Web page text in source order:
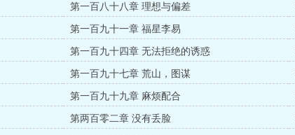
第一百八十八章 理想与偏差
第一百九十一章 福星李易
第一百九十四章 无法拒绝的诱惑
第一百九十七章 荒山，图谋
第一百九十九章 麻烦配合
第两百零二章 没有丢脸